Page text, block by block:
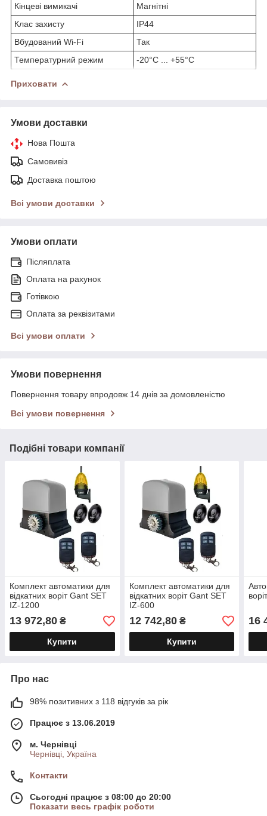
Кінцеві вимикачі
Магнітні
Клас захисту
IP44
Вбудований Wi-Fi
Так
Температурний режим
-20°C ... +55°C
Приховати
Умови доставки
Нова Пошта
Самовивіз
Доставка поштою
Всі умови доставки
Умови оплати
Післяплата
Оплата на рахунок
Готівкою
Оплата за реквізитами
Всі умови оплати
Умови повернення
Повернення товару впродовж 14 днів за домовленістю
Всі умови повернення
Подібні товари компанії
Комплект автоматики для
відкатних воріт Gant SET
IZ-1200
13 972,80 ₴
Купити
Комплект автоматики для
відкатних воріт Gant SET
IZ-600
12 742,80₴
Купити
16
Про нас
98% позитивних з 118 відгуків за рік
Працює з 13.06.2019
м. Чернівці
Чернівці, Україна
Контакти
Сьогодні працює з 08:00 до 20:00
Показати весь графік роботи